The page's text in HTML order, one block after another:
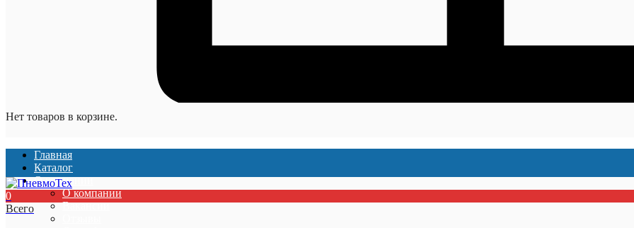
Нет товаров в корзине.
Главная
Каталог
О компании
О компании
Вакансии
0
Всего